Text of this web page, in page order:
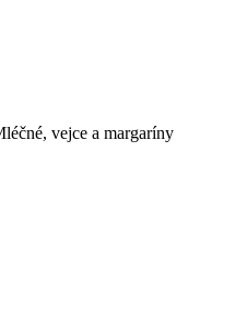
vejce a margaríny